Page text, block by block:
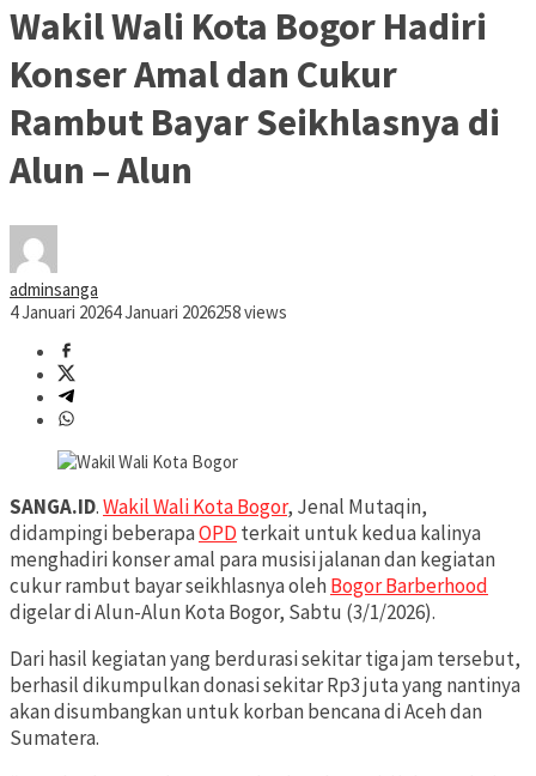
Wakil Wali Kota Bogor Hadiri
Konser Amal dan Cukur
Rambut Bayar Seikhlasnya di
Alun – Alun
adminsanga
4 Januari 20264 Januari 2026258 views
SANGA.ID.Wakil Wali Kota Bogor, Jenal Mutaqin,
didampingi beberapaOPD terkait untuk kedua kalinya
menghadiri konser amal para musisi jalanan dan kegiatan
cukur rambut bayar seikhlasnya olehBogor Barberhood
digelar di Alun-Alun Kota Bogor, Sabtu (3/1/2026).
Dari hasil kegiatan yang berdurasi sekitar tiga jam tersebut,
berhasil dikumpulkan donasi sekitar Rp3 juta yang nantinya
akan disumbangkan untuk korban bencana di Aceh dan
Sumatera.